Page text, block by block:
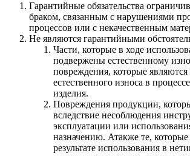
Гарантийные обязательства
браком, связанным с нарушениями
процессов или с некачественным
Не являются гарантийными
Части, которые в ходе
подвержены естественному
повреждения, которые являются
естественного износа в
изделия.
Повреждения продукции,
вследствие несоблюдения
эксплуатации или
назначению. Атакже те,
результате использования в